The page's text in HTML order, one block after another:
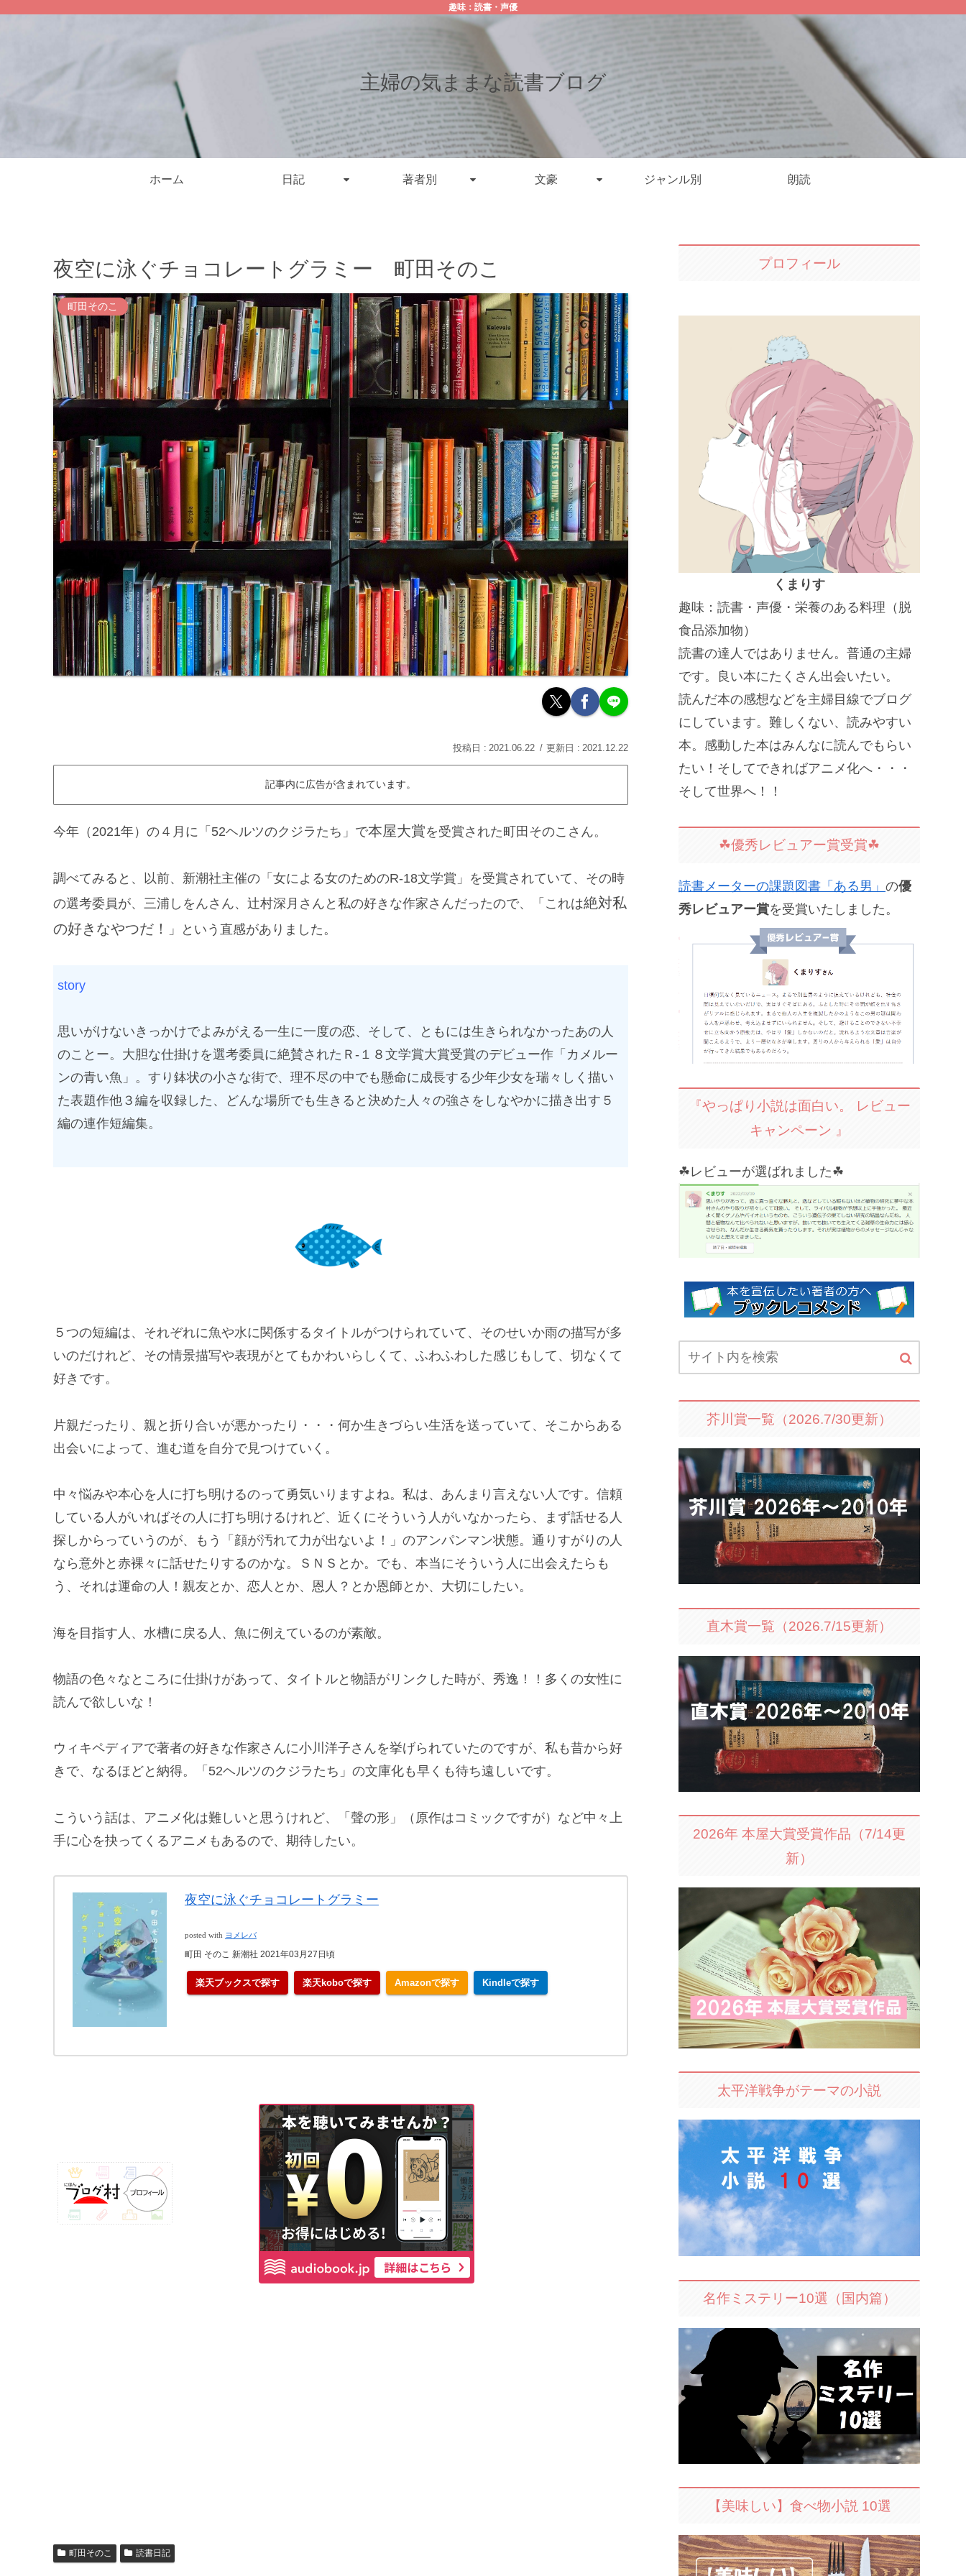
趣味：読書・声優
主婦の気ままな読書ブログ
ホーム 日記 著者別 文豪 ジャンル別 朗読
夜空に泳ぐチョコレートグラミー 町田そのこ
町田そのこ
2021.06.22 2021.12.22
記事内に広告が含まれています。
今年（2021年）の４月に「52ヘルツのクジラたち」で本屋大賞を受賞された町田そのこさん。
調べてみると、以前、新潮社主催の「女による女のためのR-18文学賞」を受賞されていて、その時
の選考委員が、三浦しをんさん、辻村深月さんと私の好きな作家さんだったので、「これは絶対私
の好きなやつだ！
」という直感がありました。
story
思いがけないきっかけでよみがえる一生に一度の恋、そして、ともには生きられなかったあの人
のことー。大胆な仕掛けを選考委員に絶賛されたＲ-１８文学賞大賞受賞のデビュー作「カメルー
ンの青い魚」。すり鉢状の小さな街で、理不尽の中でも懸命に成長する少年少女を瑞々しく描い
た表題作他３編を収録した、どんな場所でも生きると決めた人々の強さをしなやかに描き出す５
編の連作短編集。
５つの短編は、それぞれに魚や水に関係するタイトルがつけられていて、そのせいか雨の描写が多
いのだけれど、その情景描写や表現がとてもかわいらしくて、ふわふわした感じもして、切なくて
好きです。
片親だったり、親と折り合いが悪かったり・・・何か生きづらい生活を送っていて、そこからある
出会いによって、進む道を自分で見つけていく。
中々悩みや本心を人に打ち明けるのって勇気いりますよね。私は、あんまり言えない人です。信頼
している人がいればその人に打ち明けるけれど、近くにそういう人がいなかったら、まず話せる人
探しからっていうのが、もう「顔が汚れて力が出ないよ！」のアンパンマン状態。通りすがりの人
なら意外と赤裸々に話せたりするのかな。ＳＮＳとか。でも、本当にそういう人に出会えたらも
う、それは運命の人！親友とか、恋人とか、恩人？とか恩師とか、大切にしたい。
海を目指す人、水槽に戻る人、魚に例えているのが素敵。
物語の色々なところに仕掛けがあって、タイトルと物語がリンクした時が、秀逸！！多くの女性に
読んで欲しいな！
ウィキペディアで著者の好きな作家さんに小川洋子さんを挙げられていたのですが、私も昔から好
きで、なるほどと納得。「52ヘルツのクジラたち」の文庫化も早くも待ち遠しいです。
こういう話は、アニメ化は難しいと思うけれど、「聲の形」（原作はコミックですが）など中々上
手に心を抉ってくるアニメもあるので、期待したい。
夜空に泳ぐチョコレートグラミー
posted with ヨメレバ
町田 そのこ 新潮社 2021年03月27日頃
楽天ブックスで探す 楽天koboで探す Amazonで探す Kindleで探す
町田そのこ 読書日記
プロフィール
くまりす
趣味：読書・声優・栄養のある料理（脱
食品添加物）
読書の達人ではありません。普通の主婦
です。良い本にたくさん出会いたい。
読んだ本の感想などを主婦目線でブログ
にしています。難しくない、読みやすい
本。感動した本はみんなに読んでもらい
たい！そしてできればアニメ化へ・・・
そして世界へ！！
☘優秀レビュアー賞受賞☘
読書メーターの課題図書「ある男」 の優
秀レビュアー賞を受賞いたしました。
『やっぱり小説は面白い。 レビュー
キャンペーン 』
☘レビューが選ばれました☘
芥川賞一覧（2026.7/30更新）
直木賞一覧（2026.7/15更新）
2026年 本屋大賞受賞作品（7/14更
新）
太平洋戦争がテーマの小説
名作ミステリー10選（国内篇）
【美味しい】食べ物小説 10選